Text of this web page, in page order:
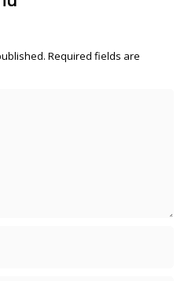
Required fields are